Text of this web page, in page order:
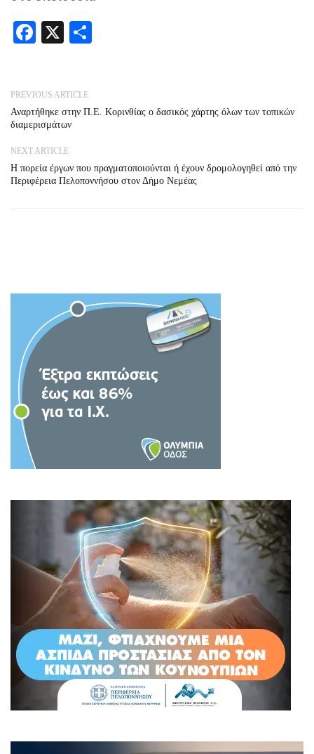
Facebook
X
PREVIOUS ARTICLE
Αναρτήθηκε στην Π.Ε. Κορινθίας ο δασικός χάρτης όλων των τοπικών
διαμερισμάτων
NEXT ARTICLE
Η πορεία έργων που πραγματοποιούνται ή έχουν δρομολογηθεί από την
Περιφέρεια Πελοποννήσου στον Δήμο Νεμέας